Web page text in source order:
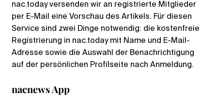
nac.today versenden wir an registrierte Mitglieder
per E-Mail eine Vorschau des Artikels. Für diesen
Service sind zwei Dinge notwendig: die kostenfreie
Registrierung in nac.today mit Name und E-Mail-
Adresse sowie die Auswahl der Benachrichtigung
auf der persönlichen Profilseite nach Anmeldung.
nacnews App